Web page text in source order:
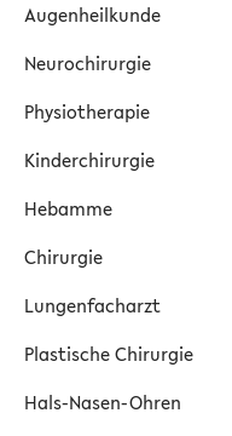
Augenheilkunde
Neurochirurgie
Physiotherapie
Kinderchirurgie
Hebamme
Chirurgie
Lungenfacharzt
Plastische Chirurgie
Hals-Nasen-Ohren